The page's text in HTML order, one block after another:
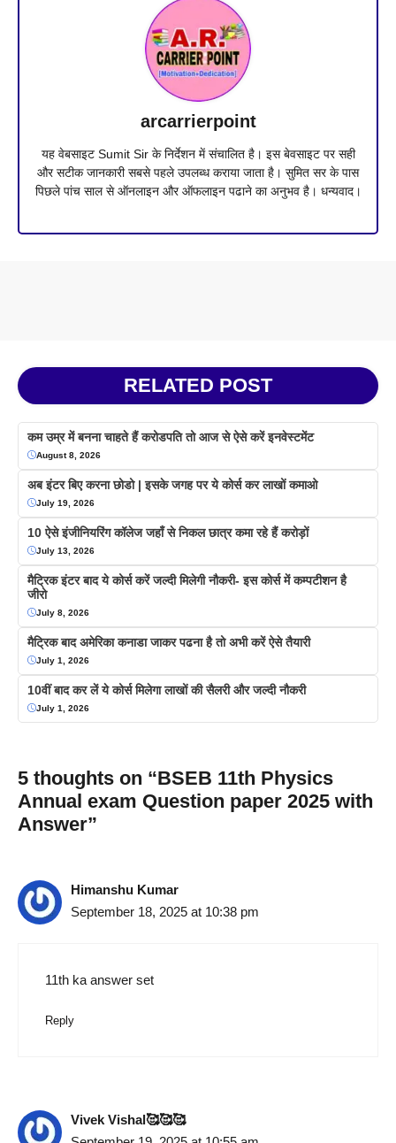
arcarrierpoint
यह वेबसाइट Sumit Sir के निर्देशन में संचालित है। इस बेवसाइट पर सही
और सटीक जानकारी सबसे पहले उपलब्ध कराया जाता है। सुमित सर के पास
पिछले पांच साल से ऑनलाइन और ऑफलाइन पढाने का अनुभव है। धन्यवाद।
RELATED POST
कम उम्र में बनना चाहते हैं करोडपति तो आज से ऐसे करें इनवेस्टमेंट
August 8, 2026
अब इंटर बिए करना छोडो | इसके जगह पर ये कोर्स कर लाखों कमाओ
July 19, 2026
10 ऐसे इंजीनियरिंग कॉलेज जहाँ से निकल छात्र कमा रहे हैं करोड़ों
July 13, 2026
मैट्रिक इंटर बाद ये कोर्स करें जल्दी मिलेगी नौकरी- इस कोर्स में कम्पटीशन है
जीरो
July 8, 2026
मैट्रिक बाद अमेरिका कनाडा जाकर पढना है तो अभी करें ऐसे तैयारी
July 1, 2026
10वीं बाद कर लें ये कोर्स मिलेगा लाखों की सैलरी और जल्दी नौकरी
July 1, 2026
5 thoughts on “BSEB 11th Physics
Annual exam Question paper 2025 with
Answer”
Himanshu Kumar
September 18, 2025 at 10:38 pm
11th ka answer set
Reply
Vivek Vishal🥰🥰🥰